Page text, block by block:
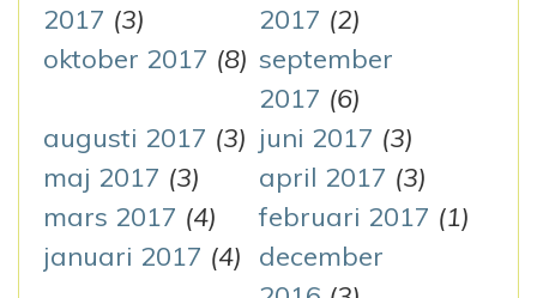
2017 (3)
2017 (2)
oktober 2017 (8) september
2017 (6)
augusti 2017 (3) juni 2017 (3)
maj 2017 (3) april 2017 (3)
mars 2017 (4) februari 2017 (1)
januari 2017 (4)
december